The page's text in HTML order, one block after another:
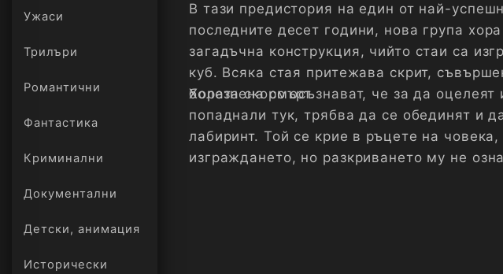
Ужаси
Трилъри
онлайн
Романтични
Фантастика
Криминални
Документални
Детски, анимация
Исторически
В тази предистория на един от най-
последните десет години, нова група
загадъчна конструкция, чийто стаи са
куб. Всяка стая притежава скрит,
болезнена смърт.
Хората скоро осъзнават, че за да
попаднали тук, трябва да се обединят и
лабиринт. Той се крие в ръцете на
изграждането, но разкриването му не